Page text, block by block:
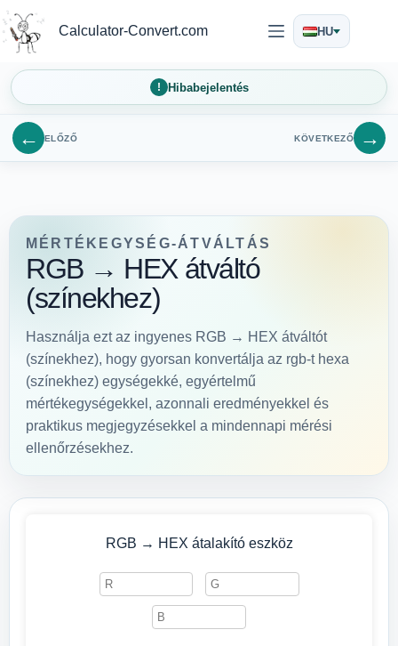
a
tartalomra
Calculator-Convert.com HU
Hibabejelentés
← ELŐZŐ KÖVETKEZŐ →
MÉRTÉKEGYSÉG-ÁTVÁLTÁS
RGB → HEX átváltó
(színekhez)
Használja ezt az ingyenes RGB → HEX átváltót
(színekhez), hogy gyorsan konvertálja az rgb-t hexa
(színekhez) egységekké, egyértelmű
mértékegységekkel, azonnali eredményekkel és
praktikus megjegyzésekkel a mindennapi mérési
ellenőrzésekhez.
RGB → HEX átalakító eszköz